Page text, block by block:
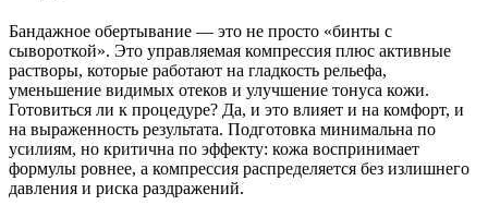
Бандажное обертывание — это не просто «бинты с
сывороткой». Это управляемая компрессия плюс активные
растворы, которые работают на гладкость рельефа,
уменьшение видимых отеков и улучшение тонуса кожи.
Готовиться ли к процедуре? Да, и это влияет и на комфорт, и
на выраженность результата. Подготовка минимальна по
усилиям, но критична по эффекту: кожа воспринимает
формулы ровнее, а компрессия распределяется без излишнего
давления и риска раздражений.